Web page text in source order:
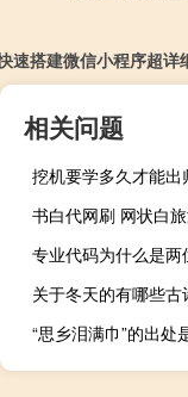
速搭建微信小程序超详
相关问题
挖机要学多久才能出
专业代码为什么是两
关于冬天的有哪些古
“思乡泪满巾”的出处